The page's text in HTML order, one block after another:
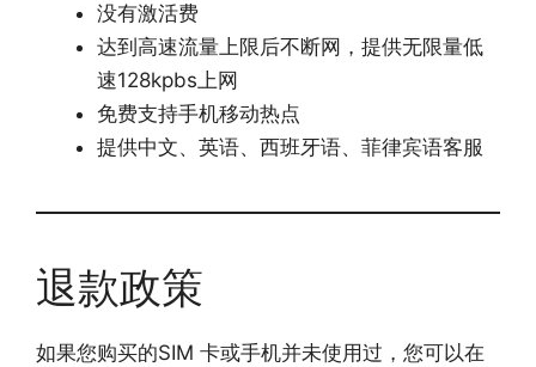
没有激活费
达到高速流量上限后不断网，提供无限量低
速128kpbs上网
免费支持手机移动热点
提供中文、英语、西班牙语、菲律宾语客服
退款政策
如果您购买的SIM 卡或手机并未使用过，您可以在